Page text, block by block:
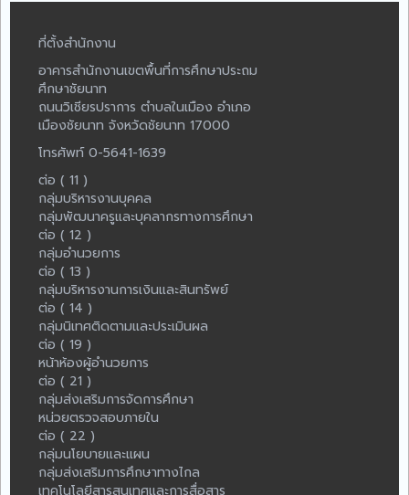
ที่ตั้งสำนักงาน
อาคารสำนักงานเขตพื้นที่การศึกษาประถม
ศึกษาชัยนาท
ถนนวิเชียรปราการ ตำบลในเมือง อำเภอ
เมืองชัยนาท จังหวัดชัยนาท 17000
โทรศัพท์ 0-5641-1639
ต่อ ( 11 )
กลุ่มบริหารงานบุคคล
กลุ่มพัฒนาครูและบุคลากรทางการศึกษา
ต่อ ( 12 )
กลุ่มอำนวยการ
ต่อ ( 13 )
กลุ่มบริหารงานการเงินและสินทรัพย์
ต่อ ( 14 )
กลุ่มนิเทศติดตามและประเมินผล
ต่อ ( 19 )
หน้าห้องผู้อำนวยการ
ต่อ ( 21 )
กลุ่มส่งเสริมการจัดการศึกษา
หน่วยตรวจสอบภายใน
ต่อ ( 22 )
กลุ่มนโยบายและแผน
กลุ่มส่งเสริมการศึกษาทางไกล